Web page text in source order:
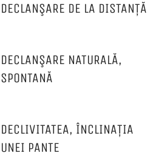
DECLANŞARE DE LA DISTANȚĂ
DECLANŞARE NATURALĂ,
SPONTANĂ
DECLIVITATEA, ÎNCLINAȚIA
UNEI PANTE